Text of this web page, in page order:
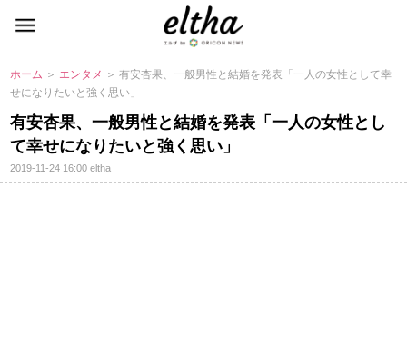
ホーム ＞ エンタメ ＞ 有安杏果、一般男性と結婚を発表「一人の女性として幸
せになりたいと強く思い」
有安杏果、一般男性と結婚を発表「一人の女性とし
て幸せになりたいと強く思い」
2019-11-24 16:00eltha